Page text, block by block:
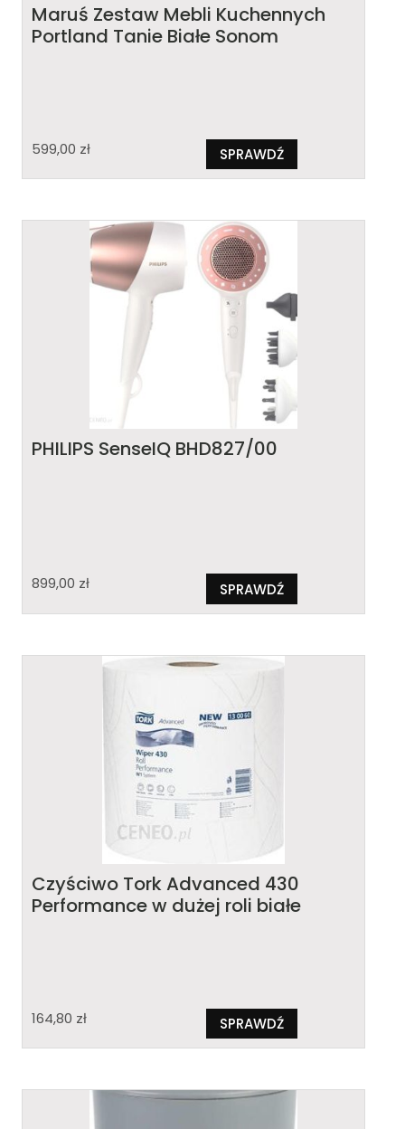
Maruś Zestaw Mebli Kuchennych
Portland Tanie Białe Sonom
599,00 zł SPRAWDŹ
PHILIPS SenseIQ BHD827/00
899,00 zł SPRAWDŹ
Czyściwo Tork Advanced 430
Performance w dużej roli białe
164,80 zł SPRAWDŹ